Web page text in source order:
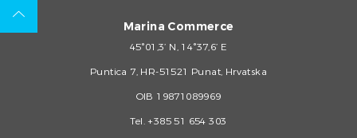
Marina Commerce
45°01,3’ N, 14°37,6’ E
Puntica 7, HR-51521 Punat, Hrvatska
OIB 19871089969
Tel. +385 51 654 303